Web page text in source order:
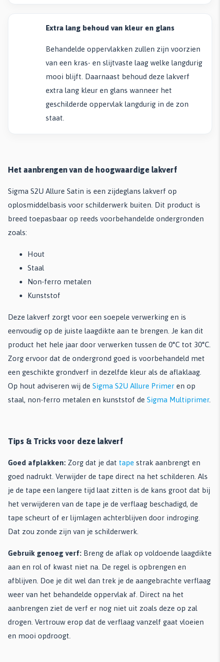
Extra lang behoud van kleur en glans
Behandelde oppervlakken zullen zijn voorzien
van een kras- en slijtvaste laag welke langdurig
mooi blijft. Daarnaast behoud deze lakverf
extra lang kleur en glans wanneer het
geschilderde oppervlak langdurig in de zon
staat.
Het aanbrengen van de hoogwaardige lakverf
Sigma S2U Allure Satin is een zijdeglans lakverf op
oplosmiddelbasis voor schilderwerk buiten. Dit product is
breed toepasbaar op reeds voorbehandelde ondergronden
zoals:
Hout
Staal
Non-ferro metalen
Kunststof
Deze lakverf zorgt voor een soepele verwerking en is
eenvoudig op de juiste laagdikte aan te brengen. Je kan dit
product het hele jaar door verwerken tussen de 0°C tot 30°C.
Zorg ervoor dat de ondergrond goed is voorbehandeld met
een geschikte grondverf in dezelfde kleur als de aflaklaag.
Op hout adviseren wij de Sigma S2U Allure Primer en op
staal, non-ferro metalen en kunststof de Sigma Multiprimer.
Tips & Tricks voor deze lakverf
Goed afplakken: Zorg dat je dat tape strak aanbrengt en
goed nadrukt. Verwijder de tape direct na het schilderen. Als
je de tape een langere tijd laat zitten is de kans groot dat bij
het verwijderen van de tape je de verflaag beschadigd, de
tape scheurt of er lijmlagen achterblijven door indroging.
Dat zou zonde zijn van je schilderwerk.
Gebruik genoeg verf: Breng de aflak op voldoende laagdikte
aan en rol of kwast niet na. De regel is opbrengen en
afblijven. Doe je dit wel dan trek je de aangebrachte verflaag
weer van het behandelde oppervlak af. Direct na het
aanbrengen ziet de verf er nog niet uit zoals deze op zal
drogen. Vertrouw erop dat de verflaag vanzelf gaat vloeien
en mooi opdroogt.